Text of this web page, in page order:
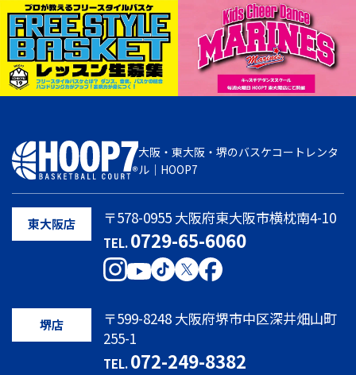
大阪・東大阪・堺のバスケコートレンタ
ル｜HOOP7
東大阪店 〒578-0955 大阪府東大阪市横枕南4-10
TEL.0729-65-6060
堺店
〒599-8248 大阪府堺市中区深井畑山町
255-1
TEL.072-249-8382